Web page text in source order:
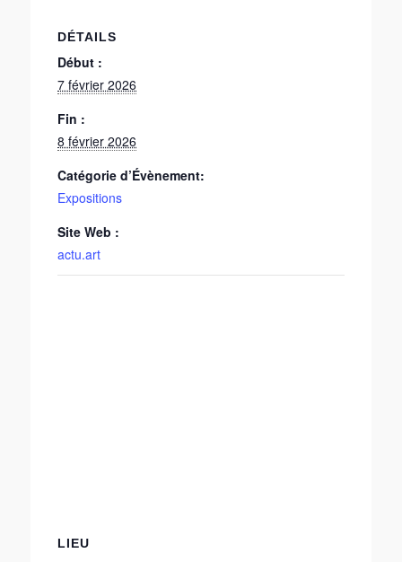
DÉTAILS
Début :
7 février 2026
Fin :
8 février 2026
Catégorie d’Évènement:
Expositions
Site Web :
actu.art
LIEU